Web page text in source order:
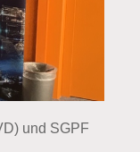
und SGPF